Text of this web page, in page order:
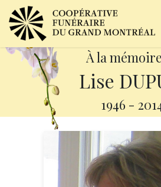
À la
Lise
1946 -